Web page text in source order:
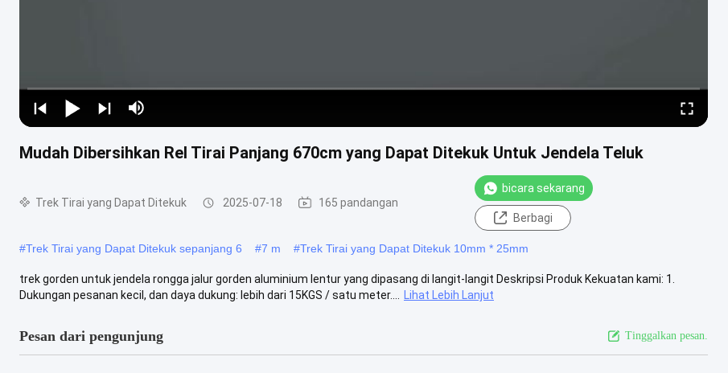
Mudah Dibersihkan Rel Tirai Panjang 670cm yang Dapat Ditekuk Untuk Jendela Teluk
Trek Tirai yang Dapat Ditekuk 2025-07-18 165 pandangan
bicara sekarang
Berbagi
#Trek Tirai yang Dapat Ditekuk sepanjang 6 #7 m #Trek Tirai yang Dapat Ditekuk 10mm * 25mm
trek gorden untuk jendela rongga jalur gorden aluminium lentur yang dipasang di langit-langit Deskripsi Produk Kekuatan kami: 1.
Dukungan pesanan kecil, dan daya dukung: lebih dari 15KGS / satu meter....
Lihat Lebih Lanjut
Pesan dari pengunjung Tinggalkan pesan.